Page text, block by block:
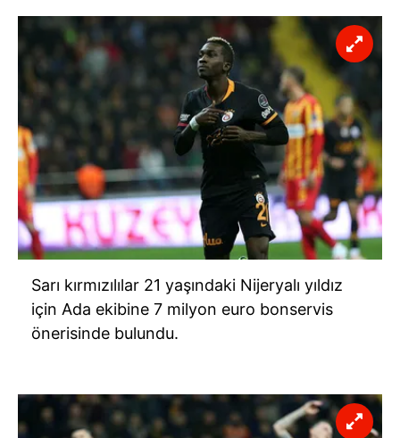
Sarı kırmızılılar 21 yaşındaki Nijeryalı yıldız
için Ada ekibine 7 milyon euro bonservis
önerisinde bulundu.